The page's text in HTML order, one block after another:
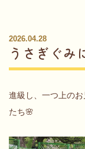
2026.04.28
うさぎぐみ
進級し、一つ上の
たち🌸